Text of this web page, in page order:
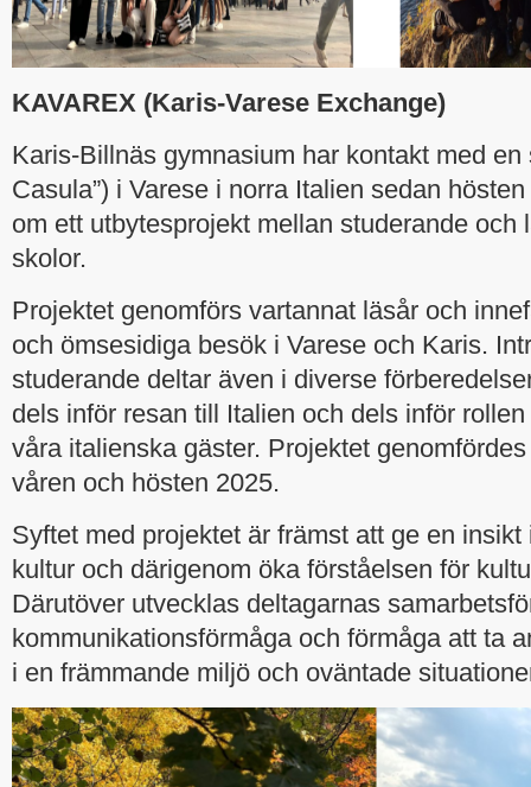
KAVAREX (Karis-Varese Exchange)
Karis-Billnäs gymnasium har kontakt med en
Casula”) i Varese i norra Italien sedan
om ett utbytesprojekt mellan studerande och
skolor.
Projektet genomförs vartannat läsår och
och ömsesidiga besök i Varese och Karis.
studerande deltar även i diverse
dels inför resan till Italien och dels inför
våra italienska gäster. Projektet
våren och hösten 2025.
Syftet med projektet är främst att ge en insikt
kultur och därigenom öka förståelsen för
Därutöver utvecklas deltagarnas
kommunikationsförmåga och förmåga att ta
i en främmande miljö och oväntade